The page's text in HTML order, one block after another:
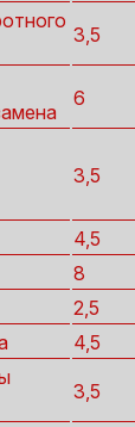
3,5
6
3,5
4,5
8
2,5
4,5
3,5